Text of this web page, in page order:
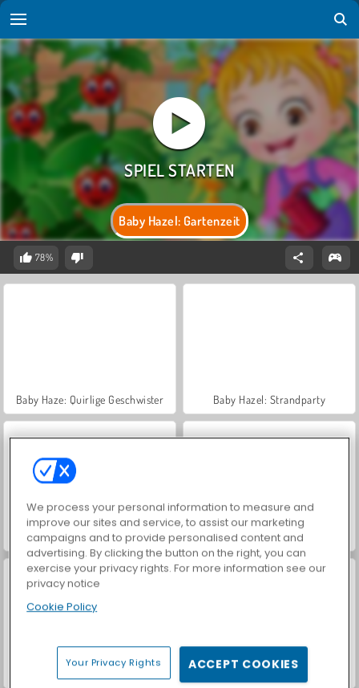
Baby Hazel: Gartenzeit
78%
Baby Haze: Quirlige Geschwister Baby Hazel: Strandparty
Baby Hazel: Gartenparty Spaß beim Zahnarzt
We process your personal information to measure and
improve our sites and service, to assist our marketing
campaigns and to provide personalised content and
advertising. By clicking the button on the right, you can
exercise your privacy rights. For more information see our
privacy notice
Cookie Policy
Your Privacy Rights ACCEPT COOKIES